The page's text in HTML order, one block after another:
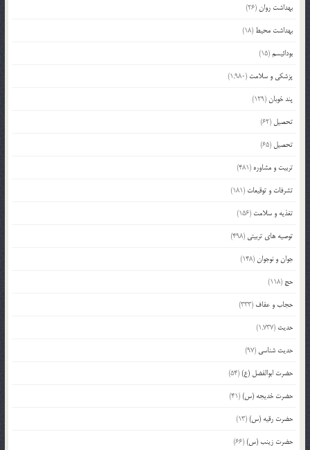
بهداشت روان(26)
بهداشت محیط (18)
بودائیسم(15)
پزشکی و سلامت (1,980)
پند خوبان(129)
تحصیل (62)
تحصیل (65)
تربیت و مشاوره (481)
تشرفات و توقیعات (181)
تغذیه و سلامت (156)
توصیه های تربیتی (498)
جوان و نوجوان(148)
حج (118)
حجاب و عفاف (333)
حدیث (1,737)
حدیث شناسی (97)
حضرت ابوالفضل (ع)(54)
حضرت خدیجه (س)(41)
حضرت رقیه (س)(13)
حضرت زینب (س)(66)